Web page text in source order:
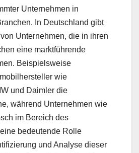
Unternehmen in
In Deutschland gibt
Unternehmen, die in ihren
eine marktführende
Beispielsweise
wie
und Daimler die
während Unternehmen wie
im Bereich des
bedeutende Rolle
und Analyse dieser